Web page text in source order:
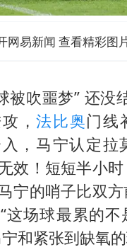
网易新闻 查看精彩图
被吹噩梦” 还没
，法比奥门线
入，马宁认定拉
效！短短半小
宁的哨子比双方
这场球最累的不
和紧张到缺氧